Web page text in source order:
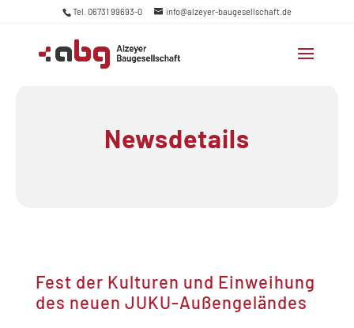
Tel. 06731 99693-0 info@alzeyer-baugesellschaft.de
Newsdetails
Fest der Kulturen und Einweihung
des neuen JUKU-Außengeländes